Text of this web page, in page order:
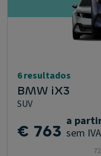
6 resultados
BMW iX3
SUV
€ 763 a
sem IVA